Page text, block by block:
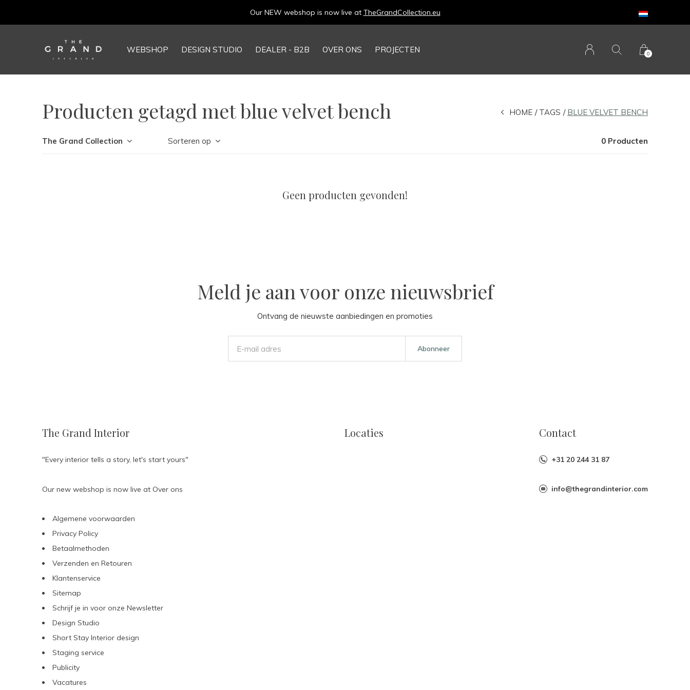
WEBSHOP DESIGN STUDIO DEALER - B2B OVER ONS PROJECTEN 0
Our NEW webshop is now live at TheGrandCollection.eu
Producten getagd met blue velvet bench HOME TAGS BLUE VELVET BENCH
The Grand Collection Sorteren op 0 Producten
Geen producten gevonden!
Meld je aan voor onze nieuwsbrief
Ontvang de nieuwste aanbiedingen en promoties
Abonneer
The Grand Interior
"Every interior tells a story, let's start yours"
Our new webshop is now live at Over ons
Algemene voorwaarden
Privacy Policy
Betaalmethoden
Verzenden en Retouren
Klantenservice
Sitemap
Schrijf je in voor onze Newsletter
Design Studio
Short Stay Interior design
Staging service
Publicity
Vacatures
Locaties Contact
+31 20 244 31 87
info@thegrandinterior.com